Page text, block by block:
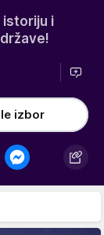
istoriju i
izbor